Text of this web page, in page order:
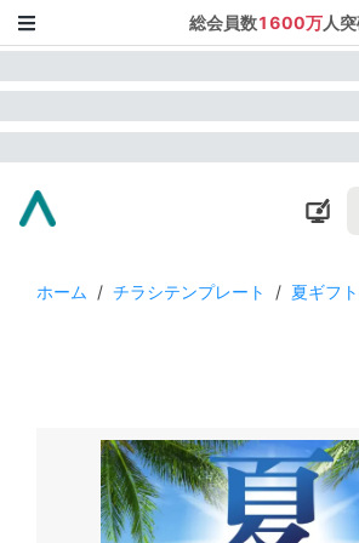
総会員数1600万人突
ホーム / チラシテンプレート / 夏ギフ